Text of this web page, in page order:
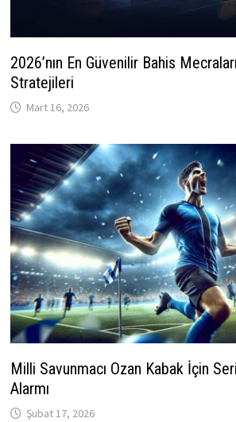
2026’nın En Güvenilir Bahis
Stratejileri
Mart 16, 2026
Milli Savunmacı Ozan Kabak İçin
Alarmı
Şubat 17, 2026